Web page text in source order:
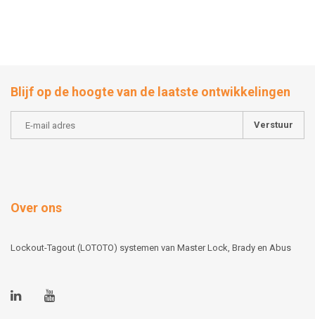
Blijf op de hoogte van de laatste ontwikkelingen
Verstuur
Over ons
Lockout-Tagout (LOTOTO) systemen van Master Lock, Brady en Abus